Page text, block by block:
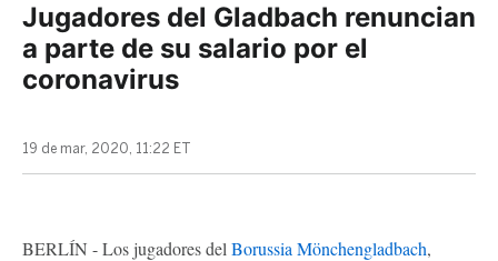
Jugadores del Gladbach renuncian
a parte de su salario por el
coronavirus
19 de mar, 2020, 11:22 ET
BERLÍN - Los jugadores del Borussia Mönchengladbach,